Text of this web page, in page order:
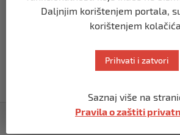
ozbiljna nakon
Daljnjim korištenjem portala,
korištenjem
Prihvati i zatvori
Saznaj više na
Pravila o zaštiti